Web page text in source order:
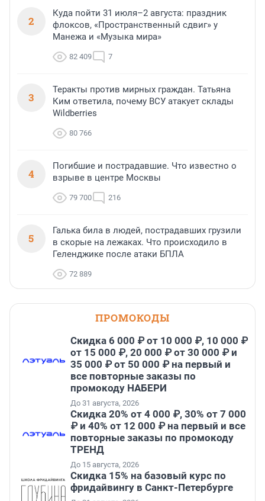
2
Куда пойти 31 июля–2 августа: праздник
флоксов, «Пространственный сдвиг» у
Манежа и «Музыка мира»
82 409 7
3
Теракты против мирных граждан. Татьяна
Ким ответила, почему ВСУ атакует склады
Wildberries
80 766
4
Погибшие и пострадавшие. Что известно о
взрыве в центре Москвы
79 700 216
5
Галька била в людей, пострадавших грузили
в скорые на лежаках. Что происходило в
Геленджике после атаки БПЛА
72 889
ПРОМОКОДЫ
Скидка 6 000 ₽ от 10 000 ₽, 10 000 ₽
от 15 000 ₽, 20 000 ₽ от 30 000 ₽ и
35 000 ₽ от 50 000 ₽ на первый и
все повторные заказы по
промокоду НАБЕРИ
До 31 августа, 2026
Скидка 20% от 4 000 ₽, 30% от 7 000
₽ и 40% от 12 000 ₽ на первый и все
повторные заказы по промокоду
ТРЕНД
До 15 августа, 2026
Скидка 15% на базовый курс по
фридайвингу в Санкт-Петербурге